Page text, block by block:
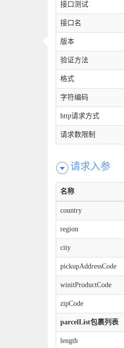
接口测试
接口名
版本
验证方法
格式
字符编码
http请求方式
请求数限制
请求入参
名称
country
region
city
pickupAddressCode
winitProductCode
zipCode
parcelList包裹列表
length